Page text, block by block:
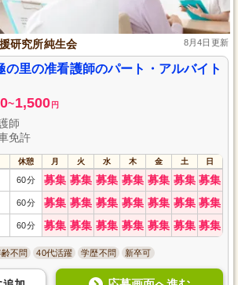
研究所純生会 8月4日更新
の里の准看護師のパート・アルバイト
~1,500 円
師
免許
休憩 月 火 水 木 金 土 日
60分 募集 募集 募集 募集 募集 募集 募集
60分 募集 募集 募集 募集 募集 募集 募集
60分 募集 募集 募集 募集 募集 募集 募集
齢不問 40代活躍 学歴不問 新卒可